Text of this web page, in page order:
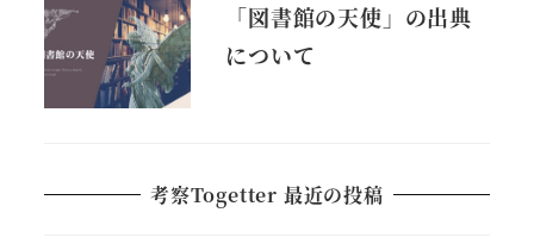
「図書館の天使」の出典
について
考察Togetter 最近の投稿